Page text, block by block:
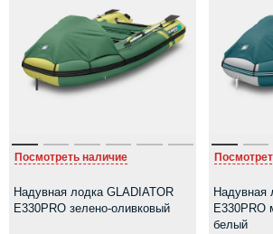
Посмотреть наличие
Надувная лодка GLADIATOR
E330PRO зелено-оливковый
Надувная
E330PRO
белый